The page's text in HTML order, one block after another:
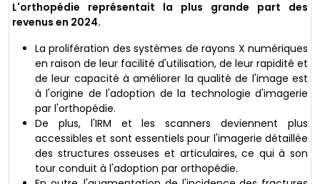
L'orthopédie représentait la plus grande part des
revenus en 2024.
La prolifération des systèmes de rayons X numériques
en raison de leur facilité d'utilisation, de leur rapidité et
de leur capacité à améliorer la qualité de l'image est
à l'origine de l'adoption de la technologie d'imagerie
par l'orthopédie.
De plus, l'IRM et les scanners deviennent plus
accessibles et sont essentiels pour l'imagerie détaillée
des structures osseuses et articulaires, ce qui à son
tour conduit à l'adoption par orthopédie.